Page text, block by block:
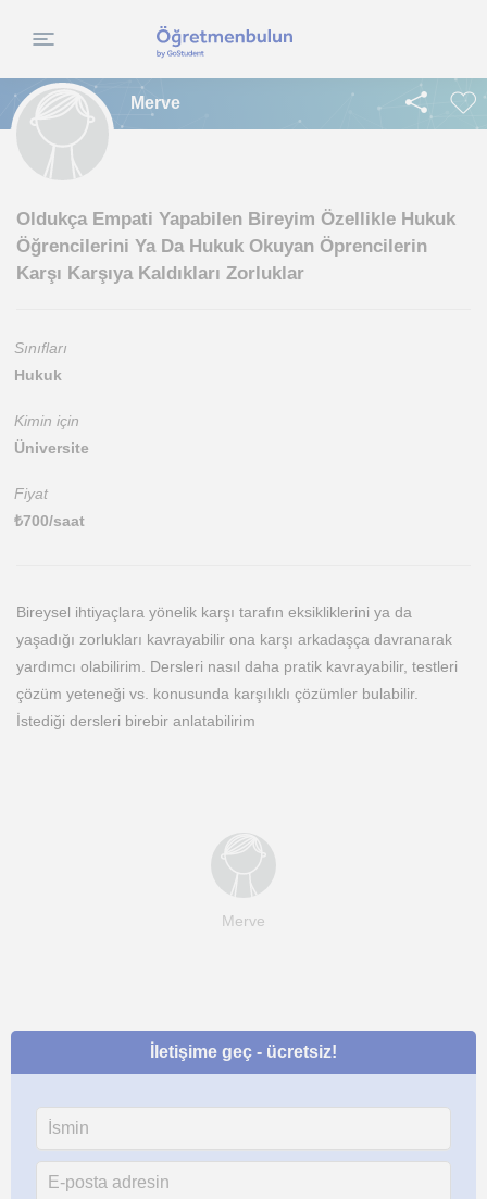
Merve
Oldukça Empati Yapabilen Bireyim Özellikle Hukuk
Öğrencilerini Ya Da Hukuk Okuyan Öprencilerin
Karşı Karşıya Kaldıkları Zorluklar
Sınıfları
Hukuk
Kimin için
Üniversite
Fiyat
₺700/saat
Bireysel ihtiyaçlara yönelik karşı tarafın eksikliklerini ya da
yaşadığı zorlukları kavrayabilir ona karşı arkadaşça davranarak
yardımcı olabilirim. Dersleri nasıl daha pratik kavrayabilir, testleri
çözüm yeteneği vs. konusunda karşılıklı çözümler bulabilir.
İstediği dersleri birebir anlatabilirim
Merve
İletişime geç - ücretsiz!